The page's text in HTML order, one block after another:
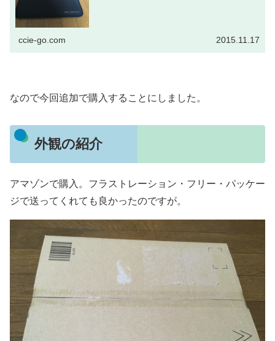
ccie-go.com 2015.11.17
なので今回追加で購入することにしました。
外観の紹介
アマゾンで購入。フラストレーション・フリー・パッケー
ジで送ってくれても良かったのですが。